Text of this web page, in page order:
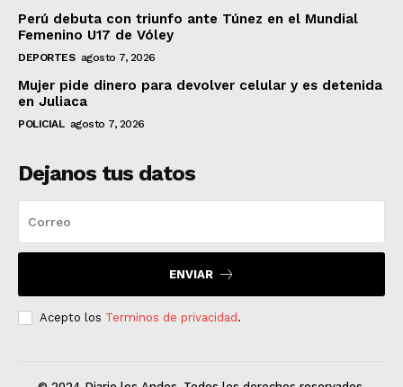
Perú debuta con triunfo ante Túnez en el Mundial
Femenino U17 de Vóley
DEPORTES agosto 7, 2026
Mujer pide dinero para devolver celular y es detenida
en Juliaca
POLICIAL agosto 7, 2026
Dejanos tus datos
ENVIAR
Acepto los Terminos de privacidad .